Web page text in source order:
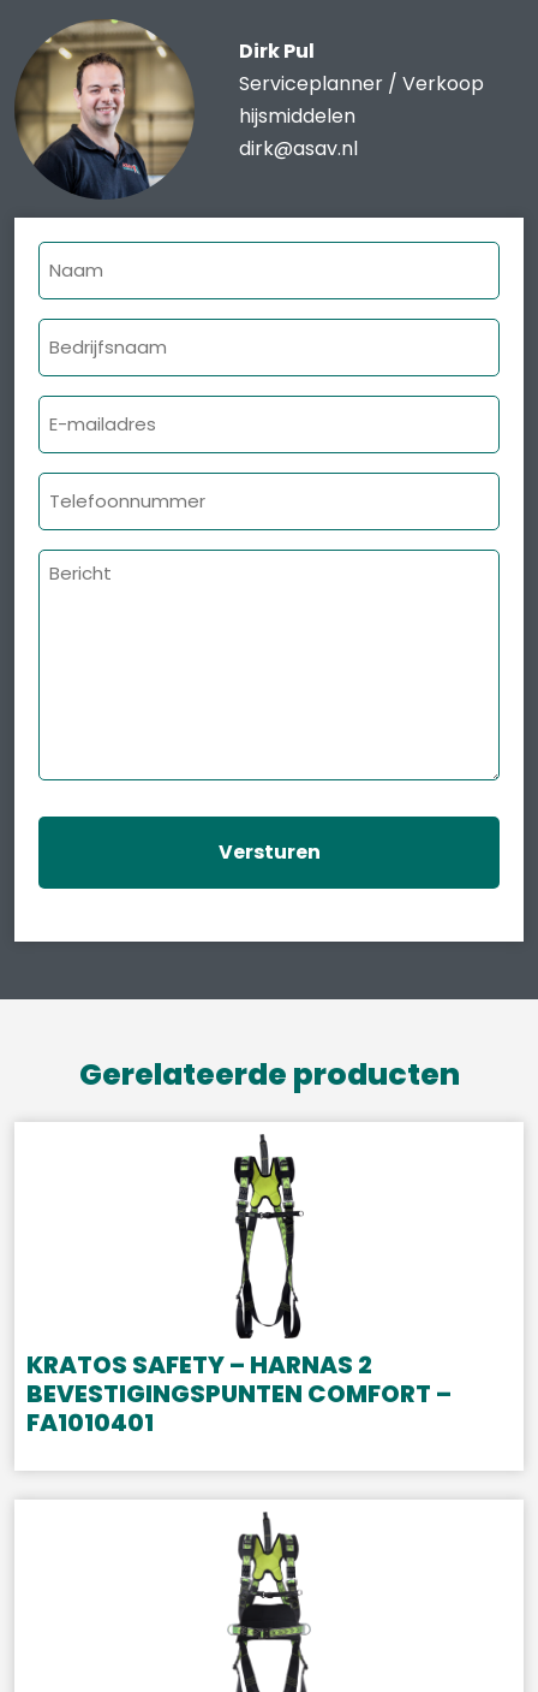
Dirk Pul
Serviceplanner / Verkoop
hijsmiddelen
dirk@asav.nl
Naam
Bedrijfsnaam
E-
mailadres
Telefoonnummer
Bericht
Gerelateerde producten
KRATOS SAFETY – HARNAS 2
BEVESTIGINGSPUNTEN COMFORT –
FA1010401